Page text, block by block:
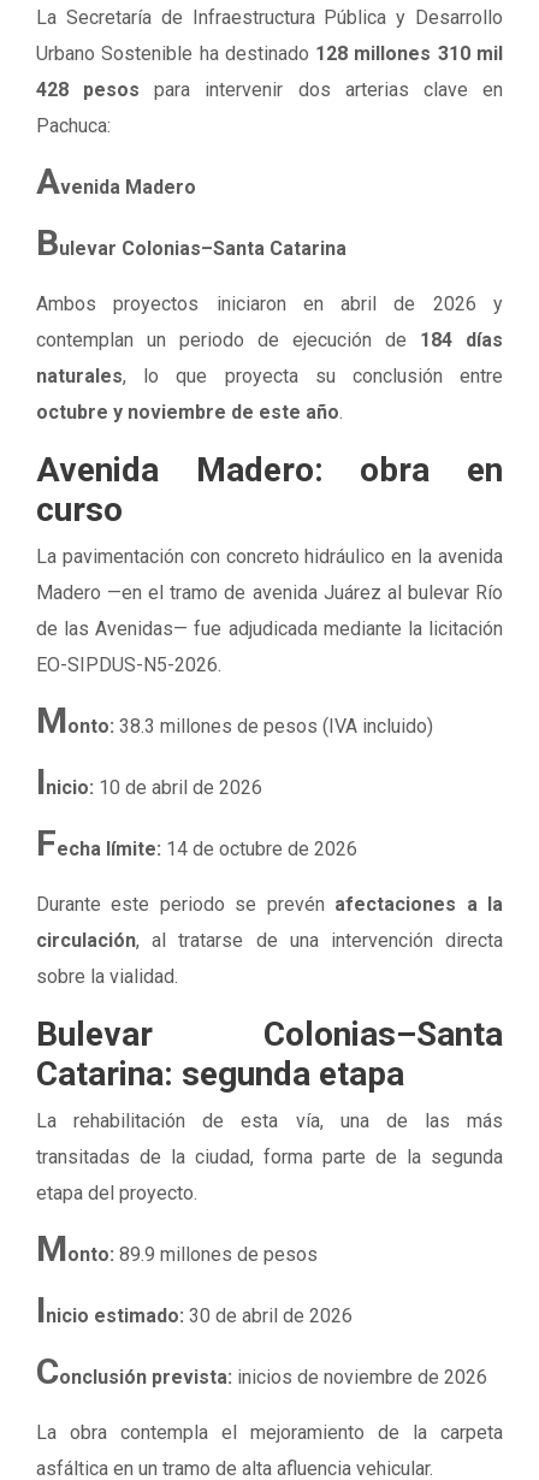
La Secretaría de Infraestructura Pública y Desarrollo
Urbano Sostenible ha destinado 128 millones 310 mil
428 pesos para intervenir dos arterias clave en
Pachuca:
Avenida Madero
Bulevar Colonias–Santa Catarina
Ambos proyectos iniciaron en abril de 2026 y
contemplan un periodo de ejecución de 184 días
naturales, lo que proyecta su conclusión entre
octubre y noviembre de este año.
Avenida Madero: obra en
curso
La pavimentación con concreto hidráulico en la avenida
Madero —en el tramo de avenida Juárez al bulevar Río
de las Avenidas— fue adjudicada mediante la licitación
EO-SIPDUS-N5-2026.
Monto: 38.3 millones de pesos (IVA incluido)
Inicio: 10 de abril de 2026
Fecha límite: 14 de octubre de 2026
Durante este periodo se prevén afectaciones a la
circulación, al tratarse de una intervención directa
sobre la vialidad.
Bulevar Colonias–Santa
Catarina: segunda etapa
La rehabilitación de esta vía, una de las más
transitadas de la ciudad, forma parte de la segunda
etapa del proyecto.
Monto: 89.9 millones de pesos
Inicio estimado: 30 de abril de 2026
Conclusión prevista: inicios de noviembre de 2026
La obra contempla el mejoramiento de la carpeta
asfáltica en un tramo de alta afluencia vehicular.